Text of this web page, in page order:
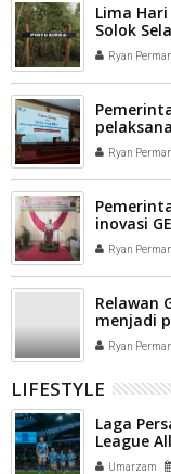
Lima
Solok
Ryan
(HPV)
Ryan
inovasi
Ryan
Relawan
menjadi
tengah
Ryan
LIFESTYLE
Laga
League
Umarzam